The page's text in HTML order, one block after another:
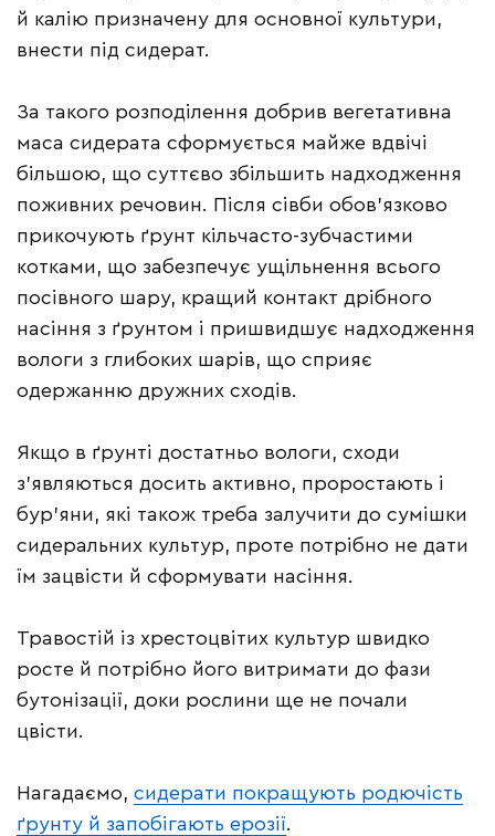
й калію призначену для основної культури,
внести під сидерат.
За такого розподілення добрив вегетативна
маса сидерата сформується майже вдвічі
більшою, що суттєво збільшить надходження
поживних речовин. Після сівби обов’язково
прикочують ґрунт кільчасто-зубчастими
котками, що забезпечує ущільнення всього
посівного шару, кращий контакт дрібного
насіння з ґрунтом і пришвидшує надходження
вологи з глибоких шарів, що сприяє
одержанню дружних сходів.
Якщо в ґрунті достатньо вологи, сходи
з’являються досить активно, проростають і
бур’яни, які також треба залучити до сумішки
сидеральних культур, проте потрібно не дати
їм зацвісти й сформувати насіння.
Травостій із хрестоцвітих культур швидко
росте й потрібно його витримати до фази
бутонізації, доки рослини ще не почали
цвісти.
Нагадаємо, сидерати покращують родючість
ґрунту й запобігають ерозії.